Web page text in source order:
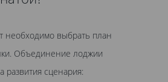
необходимо выбрать план
Объединение лоджии
развития сценария: